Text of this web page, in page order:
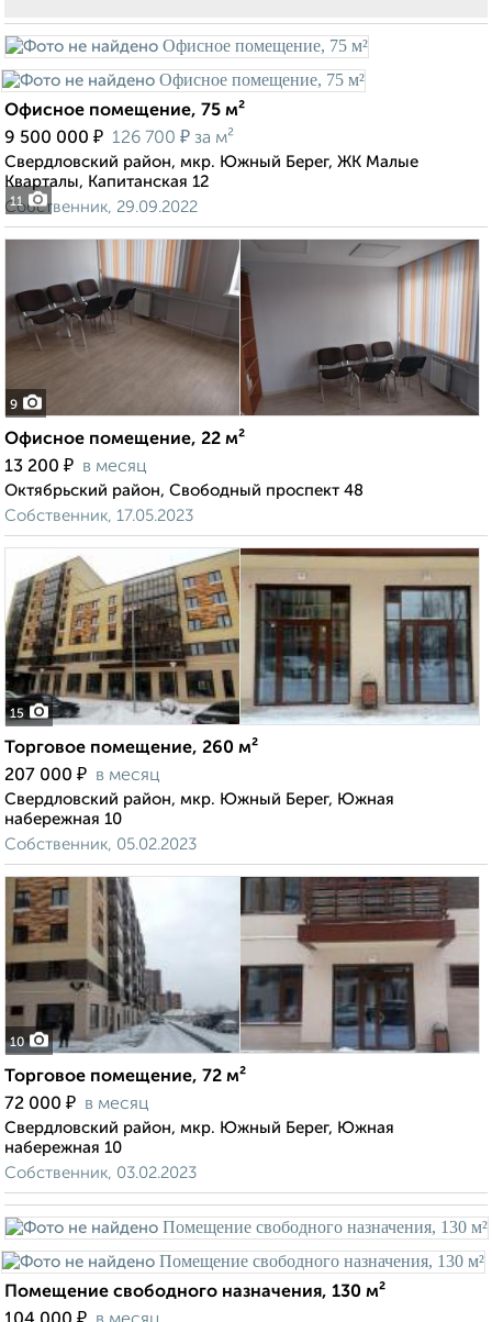
11
Офисное помещение, 75 м²
9 500 000 ₽ 126 700 ₽ за м²
Свердловский район, мкр. Южный Берег, ЖК Малые
Кварталы, Капитанская 12
Собственник, 29.09.2022
9
Офисное помещение, 22 м²
13 200 ₽ в месяц
Октябрьский район, Свободный проспект 48
Собственник, 17.05.2023
15
Торговое помещение, 260 м²
207 000 ₽ в месяц
Свердловский район, мкр. Южный Берег, Южная
набережная 10
Собственник, 05.02.2023
10
Торговое помещение, 72 м²
72 000 ₽ в месяц
Свердловский район, мкр. Южный Берег, Южная
набережная 10
Собственник, 03.02.2023
Помещение свободного назначения, 130 м²